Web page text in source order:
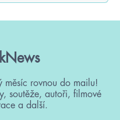
měsíc rovnou do mailu!
soutěže, autoři, filmové
a další.